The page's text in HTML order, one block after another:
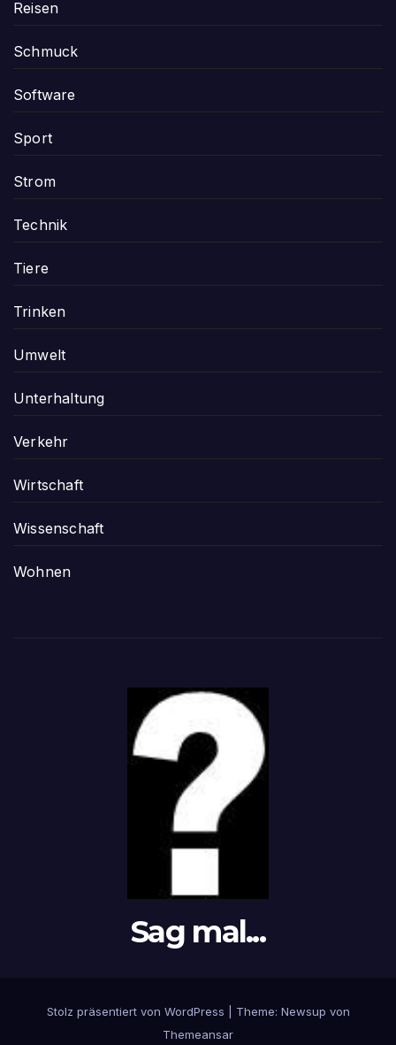
Reisen
Schmuck
Software
Sport
Strom
Technik
Tiere
Trinken
Umwelt
Unterhaltung
Verkehr
Wirtschaft
Wissenschaft
Wohnen
Sag mal...
Stolz präsentiert von WordPress
Theme: Newsup von
Themeansar